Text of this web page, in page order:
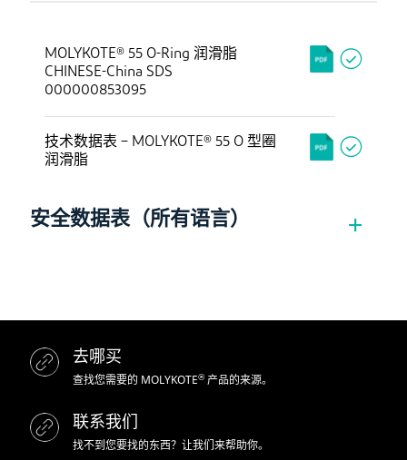
MOLYKOTE® 55 O-Ring 润滑脂
CHINESE-China SDS
000000853095
技术数据表 – MOLYKOTE® 55 O 型圈
润滑脂
安全数据表（所有语言）
去哪买
查找您需要的 MOLYKOTE® 产品的来源。
联系我们
找不到您要找的东西？让我们来帮助你。